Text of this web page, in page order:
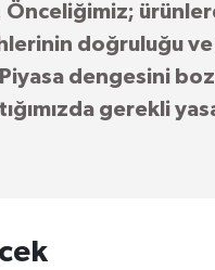
doğruluğu
dengesini
gerekli